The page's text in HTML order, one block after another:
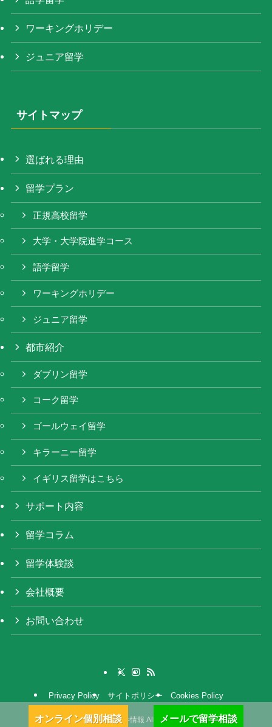
オンライン個別相談 メールで留学相談
ワーキングホリデー
ジュニア留学
サイトマップ
選ばれる理由
留学プラン
正規高校留学
大学・大学院進学コース
語学留学
ワーキングホリデー
ジュニア留学
都市紹介
ダブリン留学
コーク留学
ゴールウェイ留学
キラーニー留学
イギリス留学はこちら
サポート内容
留学コラム
留学体験談
会社概要
お問い合わせ
Privacy Policy サイトポリシー Cookies Policy
©アイルランド留学情報 All rights reserved.